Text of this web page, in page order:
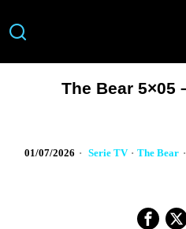
The Bear 5×05
01/07/2026 Serie TV · The Bear